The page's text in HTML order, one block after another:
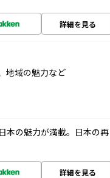
詳細を見る
地域の魅力など
本の魅力が満載。日本の再
詳細を見る